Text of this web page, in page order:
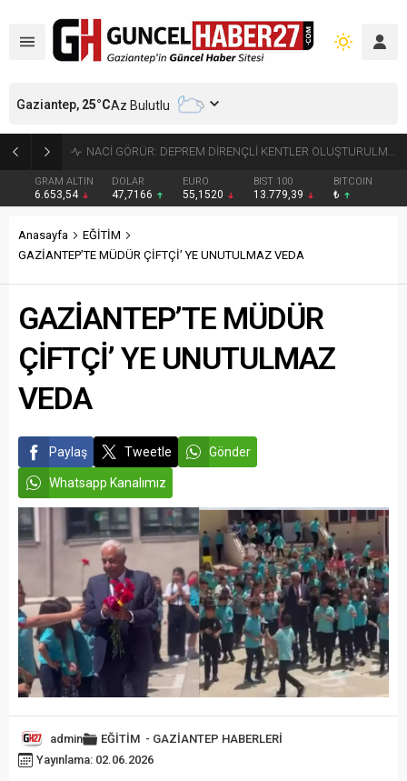
4.5 BÜYÜKLÜĞÜNDEKİ DEPREM GÜVENLİK KAMERASINDA
GRAM ALTIN
6.653,54
DOLAR
47,7166
EURO
55,1520
BIST 100
13.779,39
BITCOIN
₺
Gaziantep, 25°CAz Bulutlu
Anasayfa
EĞİTİM
GAZİANTEP’TE MÜDÜR ÇİFTÇİ’ YE UNUTULMAZ VEDA
GAZİANTEP’TE MÜDÜR
ÇİFTÇİ’ YE UNUTULMAZ
VEDA
Paylaş Tweetle Gönder
Whatsapp Kanalımız
admin EĞİTİM - GAZİANTEP HABERLERİ
Yayınlama: 02.06.2026